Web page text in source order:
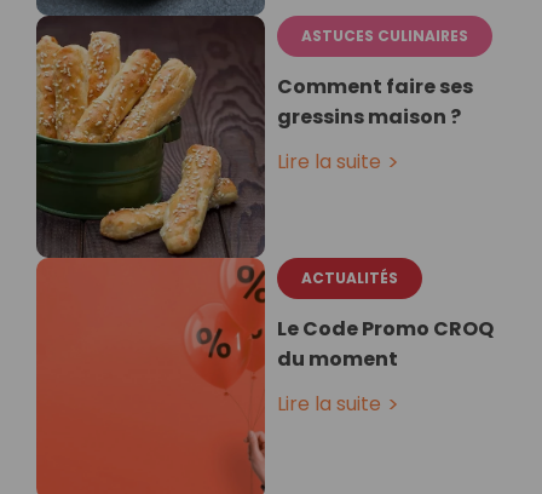
ASTUCES CULINAIRES
Comment faire ses
gressins maison ?
Lire la suite
ACTUALITÉS
Le Code Promo CROQ
du moment
Lire la suite